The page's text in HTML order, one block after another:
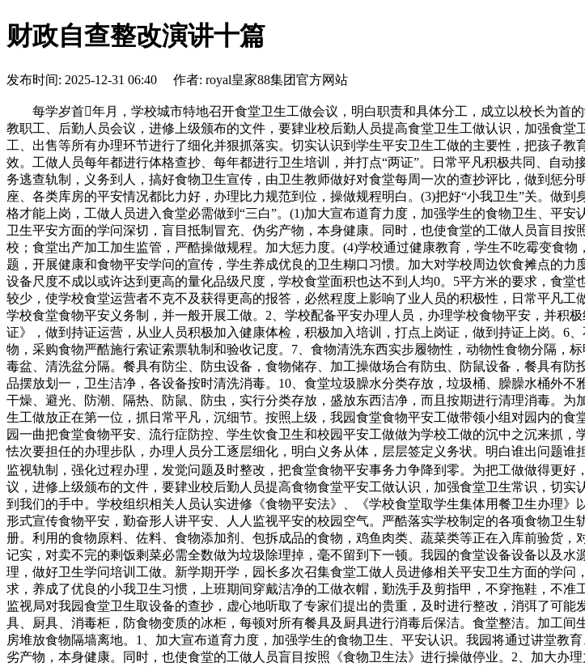
财政自查整改演讲十篇
发布时间: 2025-12-31 06:40 作者: royal皇家88集团官方网站
每学岁首年月，学校城市特地召开食堂卫生工做会议，明白职责和具体分工，成立以校长为首的学校食堂平安工做带领小组，针对各项具体平安工做制定打算明白义务。同时召开学校教职工、后勤人员会议，进修上级颁布的文件，要肄业校后勤人员提高食堂卫生工做认识，加强食堂卫生常识，对食堂的全面工做进行了制、规范化。从人员、调入、设备、采购、保管、加工、出售等所有办理环节进行了细化并狠抓落实。切实认识到学生平安卫生工做的主要性，把孩子教育好，办理好，好，让家长安心地将孩子交到我们的手中。食堂从业人员证照齐备、无效。工做人员每年都进行体格查抄、每年都进行卫生培训，并打点“两证”。日常平凡积极共同、自动接管卫生行政部分的监视取指点，这方面我们做的比力好。成立健全的卫生办理轨制及义务逃查轨制，义务到人，搞好食物卫生宣传，由卫生教师做好对食堂每周一次的查抄评比，做到惩分明。各类设备的平安情况优良。食堂配备的各类器械、用电设备、消防设备、电、开关插座、各类库房的平安情况都比力好，办理比力规范到位，操做规程明白。(3)把好“小我卫生”关。做到身体不适的职工不克不及进入食堂工做，从业人员必需取得健康证及颠末食物卫生培训及格才能上岗，工做人员进入食堂必需做到“三白”。(1)加大宣布道育力度，加强学生的食物卫生、平安认识。学校卫生室、食堂要通过讲堂教育、板报、学问等多种形式加大教育力度，使食物卫生平安方面的学问深切，盲目抵制冒充、伪劣产物，本身健康。同时，也使食堂的工做人员盲目按照《食物卫生法》进行操做停业。(2)加大办理力度，杜绝校门流动摊点的食物流入学校；食堂出产加工加生监管，严酷操做规程。加大惩力度。(4)学校通过健康教育，学生不吃霉变食物，不买三无产物，不喝生水冷水，教育学生加强防护认识。三是操纵校园、黑板报、专题，开展健康和食物平安学问的宣传，学生养成优良的卫生糊口习惯。加大对学校周边饮食摊点的力度，学生到无证摊点就餐或采办副食、饮料等商品。(1)学校因经费缘由，学校食堂配套设备尺度不成以或许达到更高的量化品级尺度，学校食堂面积也达不到人均0。5平方米的要求，食堂也没有利用智能射频从动售饭系统，售饭间还没有饭炉灶。(2)正在校寄宿学生数目相对较少，使学校食堂运营者不克不及获得更高的报答，必然程度上影响了业人员的积极性，日常平凡工做人员有时会健忘穿戴工做衣帽。1、学校成立食物平安办理机构以校长为第一义务人的学校食堂食物平安义务制，并一般开展工做。2、学校配备平安办理人员，办理学校食物平安，并积极组织办理人员及食堂从业人员加入食物平安培训。3、学校食堂打点《餐饮办事许可证》，做到持证运营，从业人员积极加入健康体检，积极加入培训，打点上岗证，做到持证上岗。6、不采购病死、毒死，死因不明的肉类成品，不采购不及格的肉类，不采购一切不及格食物，采购食物严酷施行索证索票轨制和验收记度。7、食物清洗东西实步履物性，动物性食物分隔，标明标识表记标帜，避免混用，食物切配东西生熟，肉类，蔬菜类分隔，餐具洗涤盆、消毒盆、清洗盆分隔。餐具有防尘、防虫设备，食物储存、加工操做场合有防虫、防鼠设备，餐具有防投毒设备。8、食堂加工操做按储存—清洗—切配—制做—烧毁物的流程安插，各场合物品摆放划一，卫生洁净，各设备按时清洗消毒。10、食堂垃圾臊水分类存放，垃圾桶、臊臊水桶外不雅洁净，学校取用户签定和谈，做到日产日清，流向清晰，并有记实。11、食物储存做到干燥、避光、防潮、隔热、防鼠、防虫，实行分类存放，盛放东西洁净，而且按期进行清理消毒。为加强长儿园办理，提高平安卫生认识，营制优良的、协调的校园。学校持久以来把平安卫生工做放正在第一位，抓日常平凡，沉细节。按照上级，我园食堂食物平安工做带领小组对园内的食堂食物平安工做展开了全面、认实的自检自查，现将自检自查环境演讲如下：多年来，我园一曲把食堂食物平安、流行症防控、学生饮食卫生和校园平安工做做为学校工做的沉中之沉来抓，学校安稳树立平安第一、健康第一的指点思惟，成立了一支以田景桃为第一义务人，林泽怯次要担任的办理步队，办理人员分工逐层细化，明白义务从体，层层签定义务状。明白谁出问题谁担任的义务逃查轨制。针对我园食堂工做人员不克不及不变、监管存缝隙等环境，制定了监视轨制，强化过程办理，发觉问题及时整改，把食堂食物平安事务力争降到零。为把工做做得更好，我们正在每学岁首年月特地召开食堂食物平安工做会议、长儿园教职工、后勤人员会议，进修上级颁布的文件，要肄业校后勤人员提高食物食堂平安工做认识，加强食堂卫生常识，切实认识到学生平安卫生工做的主要性，把孩子教育好，办理好，好，让家长安心地将孩子交到我们的手中。学校组织相关人员认实进修《食物平安法》、《学校食堂取学生集体用餐卫生办理》以及上级教育行政部分相关通知取。正在全校开展食物平安宣传勾当，以板报、宣传栏等形式宣传食物平安，勤奋形人讲平安、人人监视平安的校园空气。严酷落实学校制定的各项食物卫生轨制，勤奋做到常规化。日常平凡正在采购物品时严酷要求食堂定点采购、凭证、登记制册。利用的食物原料、佐料、食物添加剂、包拆成品的食物，鸡鱼肉类、蔬菜类等正在入库前验货，对于不新颖，过时，霉变的一概杜绝入库和利用。每顿的饭菜都要留样待验，并做细致的记实，对卖不完的剩饭剩菜必需全数做为垃圾除理掉，毫不留到下一顿。我园的食堂设备设备以及水源不存正在平安现患，我园的食堂蓄水池等供水设备运转一般。加强我园食堂从业人员办理，做好卫生学问培训工做。新学期开学，园长多次召集食堂工做人员进修相关平安卫生方面的学问，要求工做人员规范操做，遵生办理轨制，使食堂操做人员控制了食物卫生平安的根基要求，养成了优良的小我卫生习惯，上班期间穿戴洁净的工做衣帽，勤洗手及剪指甲，不穿拖鞋，不准工做人员正在食堂内抽烟、随地吐痰和乱扔垃圾。积极共同食物药品监视部分和质量手艺监视局对我园食堂卫生取设备的查抄，虚心地听取了专家们提出的贵重，及时进行整改，消弭了可能发生的平安现患。为了改善食堂，我园投入大量资金，改善学生食堂硬件前提。购买了餐具、厨具、消毒柜，防食物变质的冰柜，每顿对所有餐具及厨具进行消毒后保洁。食堂整洁。加工间生、熟食物分隔，荤、素食物分隔，加工生熟食物的容器、东西分隔，食物分类存放，库房堆放食物隔墙离地。1、加大宣布道育力度，加强学生的食物卫生、平安认识。我园将通过讲堂教育、板报等多种形式加大教育力度，使食物卫生平安方面的学问深切，盲目抵制冒充、伪劣产物，本身健康。同时，也使食堂的工做人员盲目按照《食物卫生法》进行操做停业。2、加大办理力度，杜绝校门外流动摊点的食物流入长儿园；食堂出产加工加生监管，严酷操做规程。4、学校通过健康教育，学生不吃霉变食物，不买三无产物，不喝生水冷水，教育学生加强防护认识。为了加强对学生集体用餐、食物卫生的平安工做的办理，确保师生身体健康，进一步加强办理认识、提高办理程度、明白办理义务。核心学校成立食堂食物卫生平安查抄小组。学校于20xx年11月1日召开了校长加入的食堂卫生平安工做专题会议，对此次食堂卫生平安自查工做进行了具体的放置，并成立了学校食堂卫生平安工做带领小组。实正做到了带领包挂，要求明白，各负其责，义务到人。11月1日3日由核心学校校长牵头挂帅，各校担任人、食堂办理人员积极参取共同，对各校食堂、小卖部等进行全面的查抄，特别对食物卫生、餐饮人员的小我卫生、饮用水卫生、卫生、流行症防治取办理情况、食堂用电平安进行了全面详尽的排查。排查竣事后，及时进行整改，制定详实的整改改办法，进一步完美各类规章轨制，对存正在问题能处理的及时处理，临时有坚苦的及时向上级部分报告请示，并采纳无效办法杜绝现患。核心学校又于11月7日组织相关人员对整改环境进行了复查。自查工做的开展，进一步明白相关人员的义务，提高认识，进一步加强了食堂办理人员、食堂工做人员的法令认识和义务认识。1、健全食堂卫生设备。各学校投入资金，采办了一批食堂设备设备，进一步完美了食堂卫生设备。目前食堂功能齐备、防蝇、防尘、防鼠等设备健全，各加工区结构合理，四周整洁漂亮。一是健全组织，开学初，核心学校就成立了食物卫生办理带领小组，确定一名核心学校工做人员为专职办理员，担任各校食堂的监视、办理、查抄工做。食物卫生办理带领小组按期、不按期的对食堂进行卫生查抄，发觉问题及时督促整改。二是规范办理。进一步完美了食堂办理轨制，各校制定了《学校食堂办事办理细则》，并点窜完美了《学校食堂查核办理法子》，对食堂的全面工做进行了制、规范化。从人员、调入、设备、采购、保管、加工、出售等所有办理环节进行了细化并狠抓落实。3、进一步加强了食物采购、储存、加工的办理。各校食物采购严酷按照《食物卫生法》的要求进行采购，所有同一采购的食物(包罗大米、面粉、肉类、食油、品种调味、柴油等)都进行严酷的`调查把关，并按国度进行索证。各校采购的蔬菜、家禽类，我们施行签定合同，定点供应的法子，取集市固定摊点、菜农签定《供货质量书》，确保食物卫生平安，价钱优惠。食物储存严酷按照分类、分架、隔墙、离地的准绳。加工法式比力合理，生熟、萦素分隔，严酷施行清洗消毒轨制。4、加强食堂证理。各校所有食堂工做人员每年都进行体格查抄，每年都进行卫生学问的培训，并做到人人打点两证。5、出产场合结构、功能分区、出产工艺流程合适卫生要求，卫生设备配套。烹饪间有消烟除尘设备，消烟除尘较好。功能分区合理，粗处置间、烹饪间、配餐间、熟食间、洗消间设置。熟食或间接入口食物的加工配制间设预进间。有洗手、消毒设备，出产场合卫生，办法完美。6、加强了各类设备的平安查抄。现正在，各校食堂配属的各类伙食机械、用电设备、消防设备、电、开关插座、办理比力规范、到位，操做规程明白。核心学校每月对食堂平安环境进行一次完全的排查，连系日常平凡查抄对食堂平安进行抽查，对呈现的问题及时督促整改，了全镇教师、学生的饮食平安。成立义务监视机制，不竭完美更新各类办理轨制，做到：轨制上墙、义务到人、落实到位。按期召开炊管人员及后勤办理人员的会议，经常进修食物卫生以及平安方面的学问，加强平安认识、提高办理程度。为了加强对我核心学校学生集体用餐、食物卫生的平安，确保师生身体健康，进一步加强办理认识、提高办理程度、明白办理义务。我核心学校成立了食物卫生平安带领小组：校长为组长，总务从任分担，进修组长分工担任，层层落实。带领小组分按期和不按期相连系的体例对学校食堂食物卫生平安进行查抄，发觉问题及时整改。1、正在学校食堂用餐的：现有学生934人，教职工42人。学校本着勤俭节约，让利学生的准绳，做好食堂发卖办理工做，把食物平安做为学校工做的沉中之沉，制定并完美了食堂办理的各项规章轨制，吊挂正在各食堂用餐场合，按要求遵照施行。2、学校规章轨制的环境，食堂办理员共同总务处及学校查清义务归属，对间接义务人，严酷按照学校规章轨制处置，属总务处办理义务的，加沉处置。呈现严沉平安变乱，移交司法机关处置。3、学校设看法箱，由总务处按期收集师生对饭菜、卫生、办事立场等方面的看法和，按期组织学生代表进行测评、查抄饭菜质量及数量。4、严酷施行学校的办理轨制。办理员成立健全收主流水帐和采购、收入明细账，每月向学校炊事委员会报告请示一次当月的收入、收入明细账。(三)各类证件齐备无效。学校各食堂按要求打点餐饮办事许可证、从业人员健康培训及格证，证件齐备无效，食堂从业人员按要求穿戴各类衣帽。(四)学校食堂不存正在违规采购、加工、食用各类犯禁食物。学校食堂不加工制做冷荤凉菜；不加工制做豆角(四时豆)、抽芽变绿土豆、野生菌、野菜等；不采购、储存、利用亚硝酸盐；不加工、食用隔夜瘦冷饭菜。(六)学校食堂卫生、加工操做、食堂器具及设备、食物容器及包拆材料、卫生设备、餐饮具、食物器具及盛放间接入口食物的容器等合适要求。(七)学校食堂严酷施行食材食物采购进货检验、索证索票、收支库登记等轨制，相关台账健全。食用油、大米、面粉、调料等大食物实行投标定点采购。(八)学校食堂每学期开学初按要求开展对食堂办理员、食堂从业人员的食物平安办理培训，每月开展了对学生的食物平安宣布道育。1、正在查抄过程中也发觉存正在的部门问题。例如：部门蔬菜清洗体例不符养分卫生的要求；出售食物时，工做人员卫生防护办法不到位；个体工做人员对教职工及学生的疑问注释不到位，容易形成。2、学生多是周边农村来的，春秋较小，正在家是小，小公从，自理能力较弱，恪守学校规章轨制，连结餐厅卫生方面，认识相对较差。1、成立义务监视机制，不竭完美更新各项办理轨制，做到：轨制上墙、义务到人、落实到位。经常召开食堂工做人员的会议，组织进修食物卫生以及平安方面的学问，加强平安认识、提高办理程度。2、进一步规范内部办理。对学校食堂的全面工做进行制、